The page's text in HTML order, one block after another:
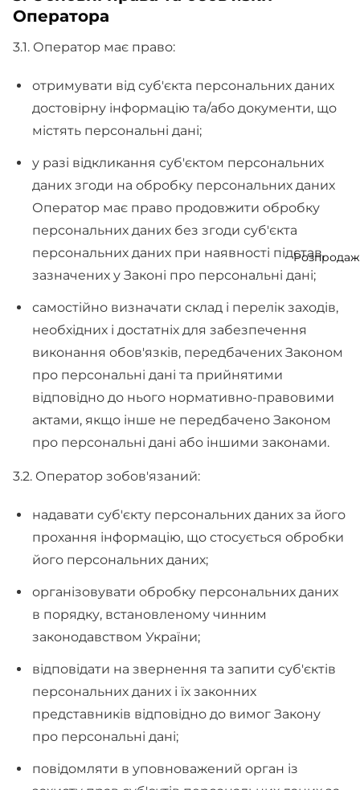
Розпродаж
Оператора
3.1. Оператор має право:
отримувати від суб'єкта персональних даних
достовірну інформацію та/або документи, що
містять персональні дані;
у разі відкликання суб'єктом персональних
даних згоди на обробку персональних даних
Оператор має право продовжити обробку
персональних даних без згоди суб'єкта
персональних даних при наявності підстав,
зазначених у Законі про персональні дані;
самостійно визначати склад і перелік заходів,
необхідних і достатніх для забезпечення
виконання обов'язків, передбачених Законом
про персональні дані та прийнятими
відповідно до нього нормативно-правовими
актами, якщо інше не передбачено Законом
про персональні дані або іншими законами.
3.2. Оператор зобов'язаний:
надавати суб'єкту персональних даних за його
прохання інформацію, що стосується обробки
його персональних даних;
організовувати обробку персональних даних
в порядку, встановленому чинним
законодавством України;
відповідати на звернення та запити суб'єктів
персональних даних і їх законних
представників відповідно до вимог Закону
про персональні дані;
повідомляти в уповноважений орган із